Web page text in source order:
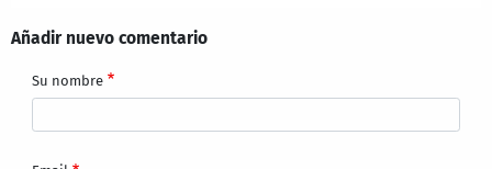
Añadir nuevo comentario
Su nombre